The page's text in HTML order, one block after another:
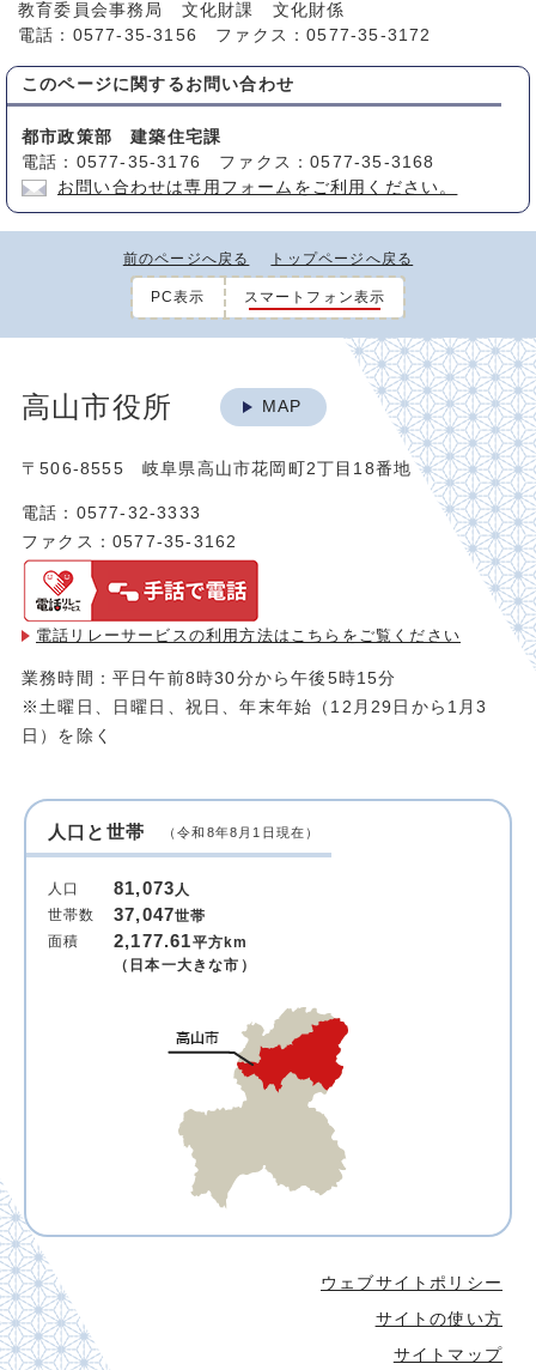
教育委員会事務局 文化財課 文化財係
電話：0577-35-3156 ファクス：0577-35-3172
このページに関する お問い合わせ
都市政策部 建築住宅課
電話：0577-35-3176 ファクス：0577-35-3168
お問い合わせは専用フォームをご利用ください。
前のページへ戻る トップページへ戻る
PC表示 スマートフォン表示
高山市役所 MAP
〒506-8555 岐阜県高山市花岡町2丁目18番地
電話：0577-32-3333
ファクス：0577-35-3162
電話リレーサービスの利用方法は こちらをご覧ください
業務時間：平日午前8時30分から午後5時15分
※土曜日、日曜日、祝日、年末年始（12月29日から1月3
日）を除く
人口と世帯 （令和8年8月1日現在）
人口 81,073人
世帯数
37,047世帯
面積
2,177.61平方km
（日本一大きな市）
ウェブサイトポリシー
サイトの使い方
サイトマップ